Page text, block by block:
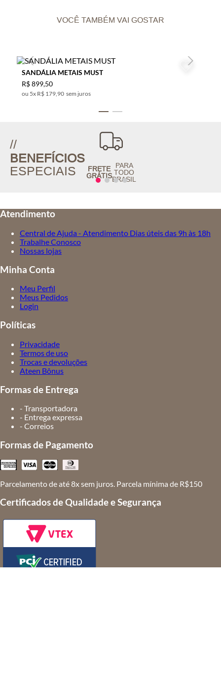
VOCÊ TAMBÉM VAI GOSTAR
SANDÁLIA METAIS MUST
R$ 899,50
5x R$ 179,90 sem juros
//
BENEFÍCIOS
ESPECIAIS
FRETE
GRÁTIS
PARA
TODO
BRASIL
Atendimento
Central de Ajuda - Atendimento Dias úteis das 9h às 18h
Trabalhe Conosco
Nossas lojas
Minha Conta
Meu Perfil
Meus Pedidos
Login
Políticas
Privacidade
Termos de uso
Trocas e devoluções
Ateen Bônus
Formas de Entrega
- Transportadora
- Entrega expressa
- Correios
Formas de Pagamento
Parcelamento de até 8x sem juros. Parcela mínima de R$150
Certificados de Qualidade e Segurança